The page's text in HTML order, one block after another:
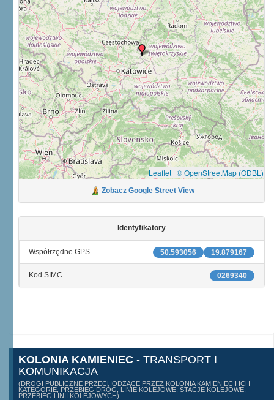
Leaflet | © OpenStreetMap (ODBL)
Zobacz Google Street View
Identyfikatory
19.879167
50.593056
Współrzędne GPS
0269340
Kod SIMC
KOLONIA KAMIENIEC - TRANSPORT I
KOMUNIKACJA
(DROGI PUBLICZNE PRZECHODZĄCE PRZEZ KOLONIA KAMIENIEC I ICH
KATEGORIE, PRZEBIEG DRÓG, LINIE KOLEJOWE, STACJE KOLEJOWE,
PRZEBIEG LINII KOLEJOWYCH)